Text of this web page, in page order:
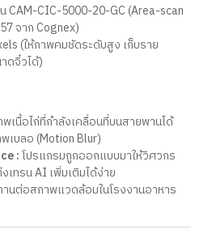
CAM-CIC-5000-20-GC (Area-scan
จาก Cognex)
(ให้ภาพคมชัดระดับสูง เก็บราย
ดจิ๋วได้)
พเนื้อไก่ที่กำลังเคลื่อนที่บนสายพานได้
เบลอ (Motion Blur)
:โปรแกรมถูกออกแบบมาให้วิศวกร
เทรน AI เพิ่มเติมได้ง่าย
นต่อสภาพแวดล้อมในโรงงานอาหาร